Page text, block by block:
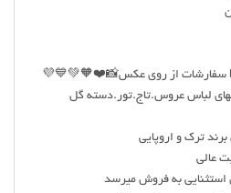
از روی عکس📸❤️🧡💚💙💜
لباس عروس.تاج.تور.دسته گل
ترک و اروپایی
عالی
استثنایی به فروش میرسد